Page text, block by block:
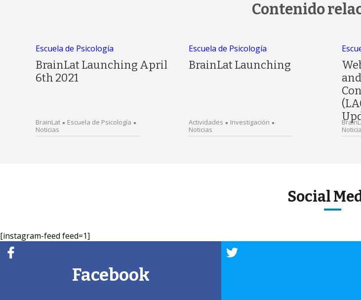
Contenido
Escuela de Psicología
BrainLat Launching April
6th 2021
BrainLat
Escuela de Psicología
Noticias
Escuela de Psicología
BrainLat Launching
Actividades
Investigación
Noticias
Social
[instagram-feed feed=1]
Facebook